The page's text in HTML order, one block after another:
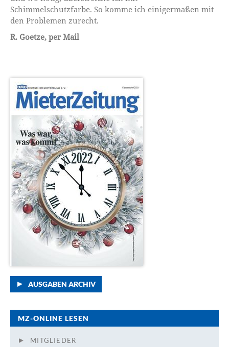
Schimmelschutzfarbe. So komme ich einigermaßen mit
den Problemen zurecht.
R. Goetze, per Mail
AUSGABEN ARCHIV
MZ-ONLINE LESEN
MITGLIEDER